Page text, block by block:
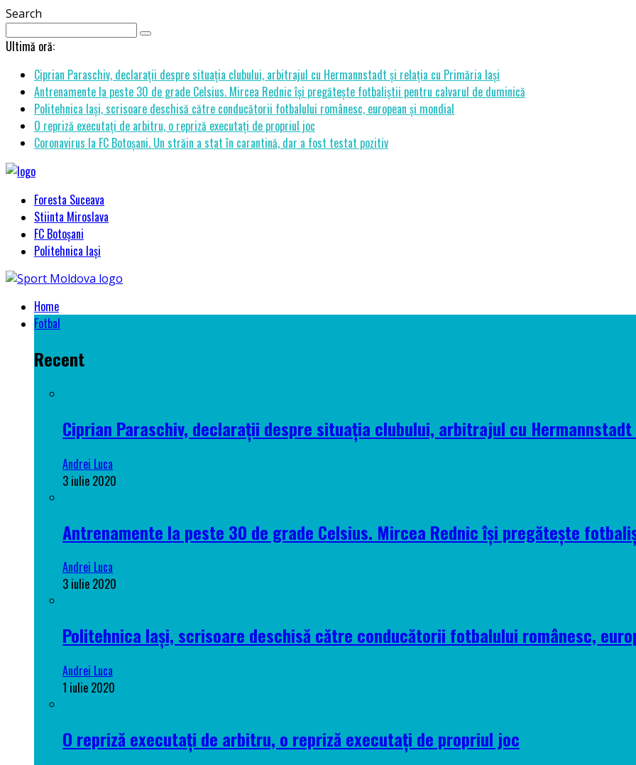
Search
Ultimă oră:
Ciprian Paraschiv, declarații despre situația clubului, arbitrajul cu Hermannstadt și relația cu Primăria Iași
Antrenamente la peste 30 de grade Celsius. Mircea Rednic își pregătește fotbaliștii pentru calvarul de duminică
Politehnica Iași, scrisoare deschisă către conducătorii fotbalului românesc, european și mondial
O repriză executați de arbitru, o repriză executați de propriul joc
Coronavirus la FC Botoșani. Un străin a stat în carantină, dar a fost testat pozitiv
Foresta Suceava
Stiinta Miroslava
FC Botoșani
Politehnica Iași
Home
Fotbal
Recent
Ciprian Paraschiv, declarații despre situația clubului, arbitrajul cu
Andrei Luca
3 iulie 2020
Antrenamente la peste 30 de grade Celsius. Mircea Rednic își pregătește
Andrei Luca
3 iulie 2020
Politehnica Iași, scrisoare deschisă către conducătorii fotbalului românesc,
Andrei Luca
1 iulie 2020
O repriză executați de arbitru, o repriză executați de propriul joc